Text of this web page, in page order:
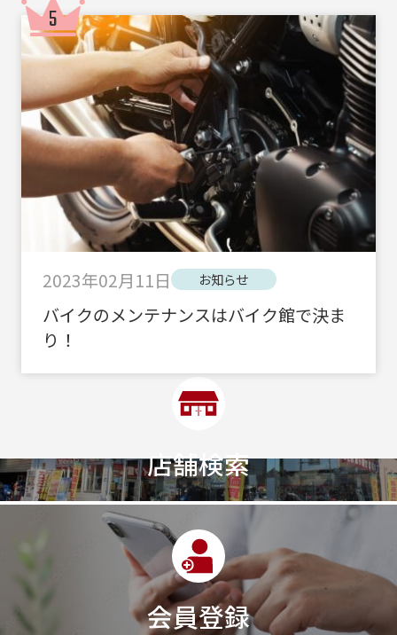
2023年02月11日 お知らせ
バイクのメンテナンスはバイク館で決ま
り！
店舗検索
会員登録